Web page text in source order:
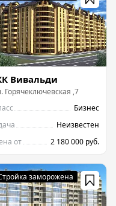
Вивальди
Горячеключевская ,7
Бизнес
Неизвестен
от
2 180 000 руб.